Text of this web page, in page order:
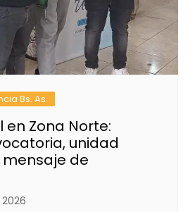
Bs. As.
en Zona Norte:
unidad
de